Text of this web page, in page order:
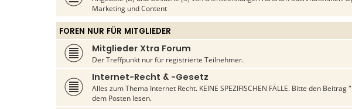
Marketing und Content
FOREN NUR FÜR MITGLIEDER
Mitglieder Xtra Forum
Der Treffpunkt nur für registrierte Teilnehmer.
Internet-Recht & -Gesetz
Alles zum Thema Internet Recht. KEINE SPEZIFISCHEN FÄLLE. Bitte den
dem Posten lesen.